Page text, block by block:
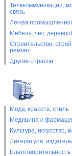
Телекоммуникации,
связь
Легкая
Мебель, лес,
Строительство,
ремонт
Другие отрасли
Мода, красота, стиль
Медицина и
Культура, искусство,
Литература,
Благотворительность